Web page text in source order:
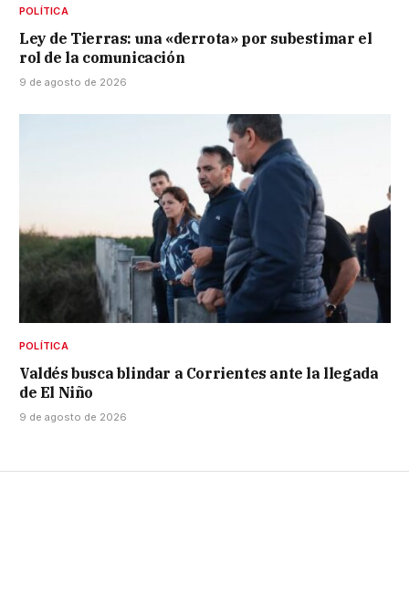
POLÍTICA
Ley de Tierras: una «derrota» por subestimar el
rol de la comunicación
9 de agosto de 2026
POLÍTICA
Valdés busca blindar a Corrientes ante la llegada
de El Niño
9 de agosto de 2026